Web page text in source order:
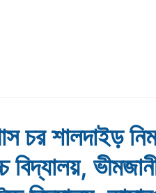
শালদাইড়
বিদ্যালয়,